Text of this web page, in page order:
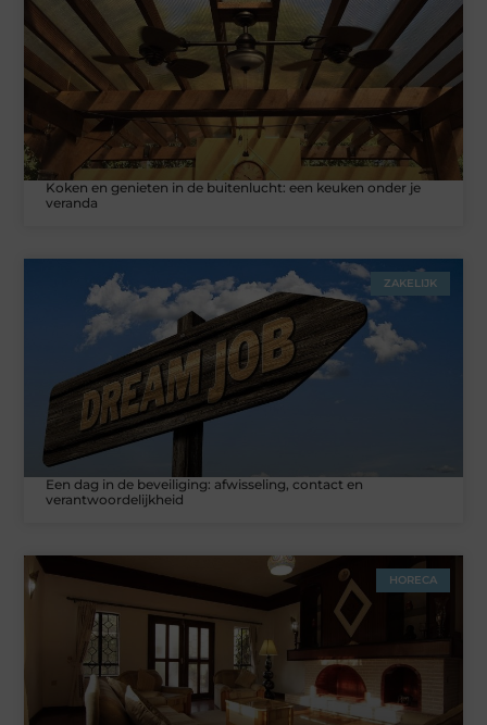
Koken en genieten in de buitenlucht: een keuken onder je
veranda
ZAKELIJK
Een dag in de beveiliging: afwisseling, contact en
verantwoordelijkheid
HORECA